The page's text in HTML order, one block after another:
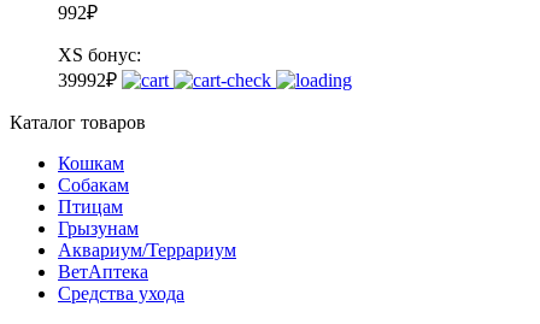
992₽
XS бонус:
39992₽
Каталог товаров
Кошкам
Собакам
Птицам
Грызунам
Аквариум/Террариум
ВетАптека
Средства ухода